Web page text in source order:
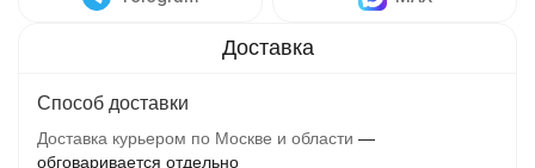
Способ доставки
Доставка курьером по Москве и области
обговаривается отдельно